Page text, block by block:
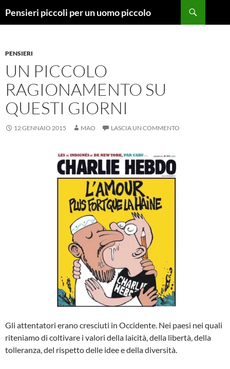
Pensieri piccoli per un uomo piccolo
PENSIERI
UN PICCOLO
RAGIONAMENTO SU
QUESTI GIORNI
12 GENNAIO 2015 MAO LASCIA UN COMMENTO
Gli attentatori erano cresciuti in Occidente. Nei paesi nei quali
riteniamo di coltivare i valori della laicità, della libertà, della
tolleranza, del rispetto delle idee e della diversità.